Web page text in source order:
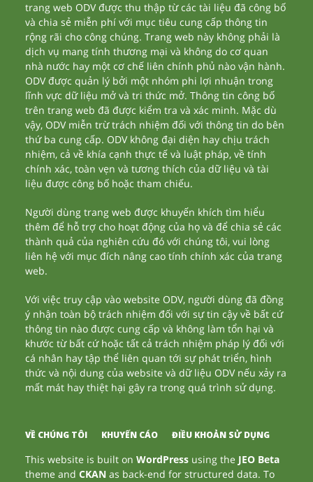
trang web ODV được thu thập từ các tài liệu đã công bố
và chia sẻ miễn phí với mục tiêu cung cấp thông tin
rộng rãi cho công chúng. Trang web này không phải là
dịch vụ mang tính thương mại và không do cơ quan
nhà nước hay một cơ chế liên chính phủ nào vận hành.
ODV được quản lý bởi một nhóm phi lợi nhuận trong
lĩnh vực dữ liệu mở và tri thức mở. Thông tin công bố
trên trang web đã được kiểm tra và xác minh. Mặc dù
vậy, ODV miễn trừ trách nhiệm đối với thông tin do bên
thứ ba cung cấp. ODV không đại diện hay chịu trách
nhiệm, cả về khía cạnh thực tế và luật pháp, về tính
chính xác, toàn vẹn và tương thích của dữ liệu và tài
liệu được công bố hoặc tham chiếu.
Người dùng trang web được khuyến khích tìm hiểu
thêm để hỗ trợ cho hoạt động của họ và để chia sẻ các
thành quả của nghiên cứu đó với chúng tôi, vui lòng
liên hệ với mục đích nâng cao tính chính xác của trang
web.
Với việc truy cập vào website ODV, người dùng đã đồng
ý nhận toàn bộ trách nhiệm đối với sự tin cậy về bất cứ
thông tin nào được cung cấp và không làm tổn hại và
khước từ bất cứ hoặc tất cả trách nhiệm pháp lý đối với
cá nhân hay tập thể liên quan tới sự phát triển, hình
thức và nội dung của website và dữ liệu ODV nếu xảy ra
mất mát hay thiệt hại gây ra trong quá trình sử dụng.
VỀ CHÚNG TÔI KHUYẾN CÁO ĐIỀU KHOẢN SỬ DỤNG
This website is built onWordPress using the JEO Beta
theme andCKAN as back-end for structured data. To